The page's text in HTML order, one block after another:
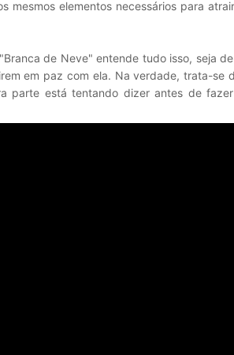
mesmos elementos necessários para
de Neve" entende tudo isso, seja
em paz com ela. Na verdade, trata-se
parte está tentando dizer antes de